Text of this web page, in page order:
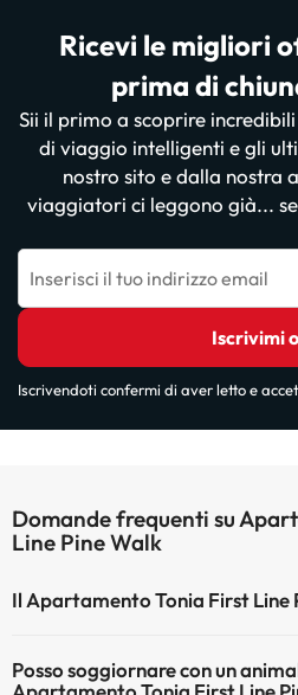
Ricevi le migliori
prima di
Sii il primo a scoprire
di viaggio intelligenti e gli
nostro sito e dalla nostra
viaggiatori ci leggono già...
Inserisci il tuo indirizzo email
Iscrivimi
Iscrivendoti confermi di aver letto e
Domande frequenti su
Line Pine Walk
Il Apartamento Tonia First Line
Posso soggiornare con un